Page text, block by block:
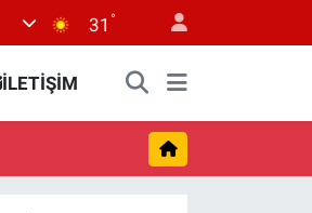
31 °
İLETİŞİM